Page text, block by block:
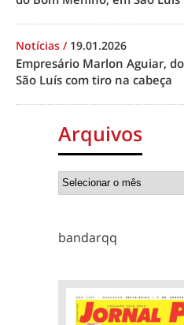
Notícias / 19.01.2026
Empresário Marlon Aguiar,
São Luís com tiro na cabeça
Arquivos
bandarqq